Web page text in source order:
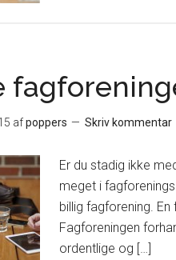
afpoppers Skriv kommentar
Er du stadig ikke
meget i
billig fagforening.
Fagforeningen
ordentlige og […]